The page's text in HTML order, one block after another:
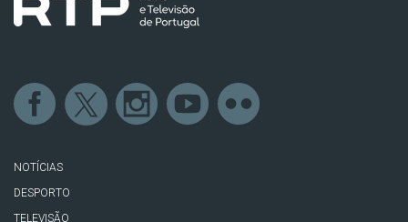
NOTÍCIAS
DESPORTO
TELEVISÃO